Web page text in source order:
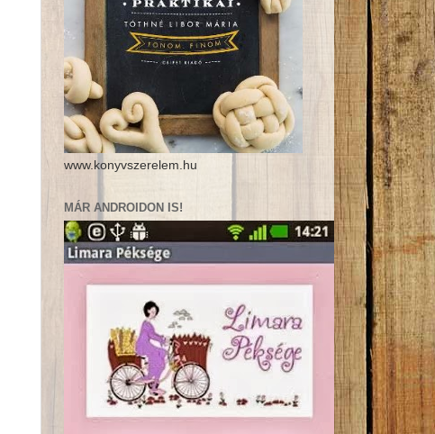
www.konyvszerelem.hu
MÁR ANDROIDON IS!